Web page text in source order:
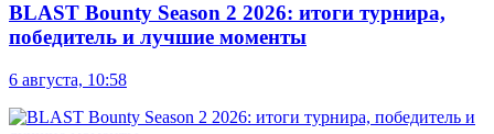
BLAST Bounty Season 2 2026: итоги турнира,
победитель и лучшие моменты
6 августа, 10:58